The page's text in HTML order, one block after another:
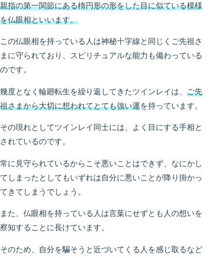
親指の第一関節にある楕円形の形をした目に似ている模様
を仏眼相といいます。
この仏眼相を持っている人は神秘十字線と同じくご先祖さ
まに守られており、スピリチュアルな能力も備わっている
のです。
幾度となく輪廻転生を繰り返してきたツインレイは、 ご先
祖さまから大切に想われてとても強い運を持っています。
その現れとしてツインレイ同士には、よく目にする手相と
されているのです。
常に見守られているからこそ悪いことはできず、なにかし
てしまったとしてもいずれは自分に悪いことが降り掛かっ
てきてしまうでしょう。
また、仏眼相を持っている人は言葉にせずとも人の想いを
察知することに長けています。
そのため、自分を騙そうと近づいてくる人を感じ取るなど